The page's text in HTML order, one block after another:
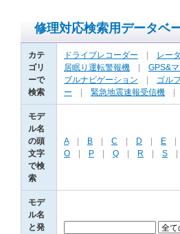
修理対応検索用データベ
カテ
ゴリ
ーで
検索
ドライブレコーダー レー
居眠り運転警報機
GPS&
ブルナビゲーション
ゴルフ
ー
緊急地震速報受信機
モデ
ル名
の頭
文字
で検
索
A| B C D E
O
P Q R S
モデ
ル名
と発